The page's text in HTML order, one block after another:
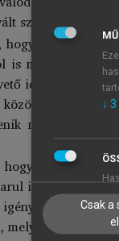
szakember a
hogy
is
időszakától az
– a sztálini
meg, akinek
a komplex
is közölt –
nélkül – a
melyek a
↓ 3
Csak a